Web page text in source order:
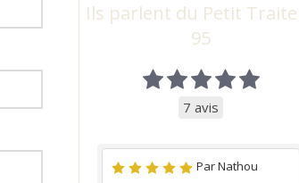
Ils parlent du Petit
95
7 avis
Par Nathou